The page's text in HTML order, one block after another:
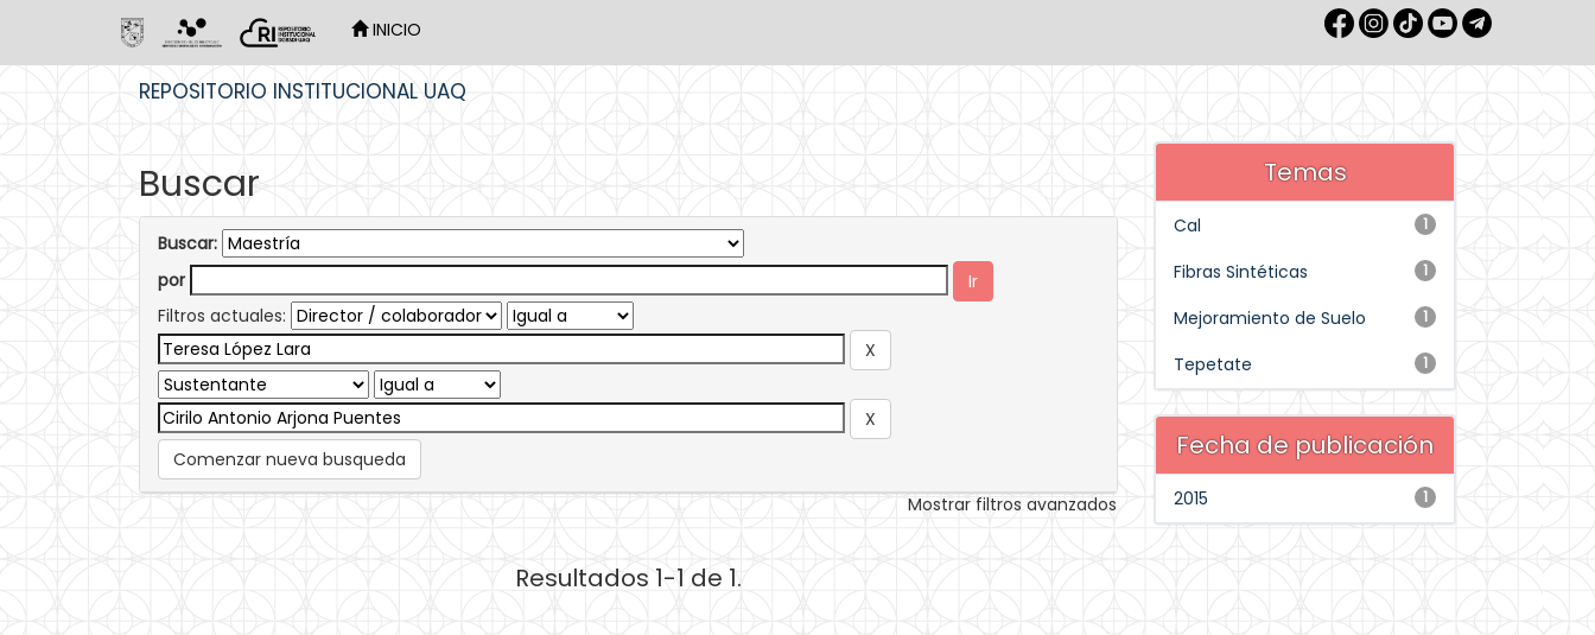
INICIO
REPOSITORIO INSTITUCIONAL UAQ
Buscar
Buscar:
por
Filtros actuales:
Comenzar nueva busqueda
Mostrar filtros avanzados
Resultados 1-1 de 1.
Temas
1
Cal
1
Fibras Sintéticas
1
Mejoramiento de Suelo
1
Tepetate
Fecha de publicación
1
2015